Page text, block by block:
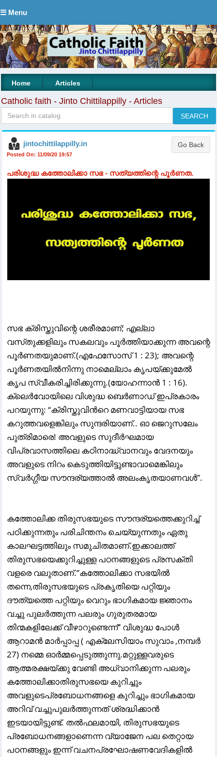
☰ Menu
Home Articles
Catholic faith - Jinto Chittilappilly - Articles
jintochittilappilly.in
Posted On: 11/09/20 19:57
പരിശുദ്ധ കത്തോലിക്കാ സഭ - സത്യത്തിന്റെ പൂർണത.
സഭ ക്രിസ്തുവിന്റെ ശരീരമാണ്‌; എല്ലാ
വസ്‌തുക്കളിലും സകലവും പൂര്ത്തിയാക്കുന്ന അവന്റെ
പൂര്ണതയുമാണ്‌.(എഫേസോസ്‌ 1 : 23); അവന്റെ
പൂര്ണതയില്നിന്നു നാമെല്ലാം കൃപയ്‌ക്കുമേല്
കൃപ സ്വീകരിച്ചിരിക്കുന്നു.(യോഹന്നാന് 1 : 16).
ക്ലെർവോയിലെ വിശുദ്ധ ബെർണാഡ് ഇപ്രകാരം
പറയുന്നു: “ക്രിസ്തുവിൻറെ മണവാട്ടിയായ സഭ
കറുത്തവളെങ്കിലും സുന്ദരിയാണ്.. ഓ ജെറുസലേം
പുത്രിമാരെ! അവളുടെ സുദീർഘമായ
വിപ്രവാസത്തിലെ കഠിനാദ്ധ്വാനവും വേദനയും
അവളുടെ നിറം കെടുത്തിയിട്ടുണ്ടാവാമെങ്കിലും
സ്വർഗ്ഗീയ സൗന്ദര്യത്താൽ അലംകൃതയാണവൾ”.
കത്തോലിക്ക തിരുസഭയുടെ സൗന്ദര്യത്തെക്കുറിച്ച്
പഠിക്കുന്നതും പരിചിന്തനം ചെയ്യുന്നതും ഏതു
കാലഘട്ടത്തിലും സമുചിതമാണ്.ഇക്കാലത്ത്
തിരുസഭയെക്കുറിച്ചുള്ള പഠനങ്ങളുടെ പ്രസക്തി
വളരെ വലുതാണ്.”കത്തോലിക്കാ സഭയിൽ
തന്നെ,തിരുസഭയുടെ പ്രകൃതിയെ പറ്റിയും
ദൗത്യത്തെ പറ്റിയും വെറും ഭാഗികമായ ജ്ഞാനം
വച്ചു പുലർത്തുന്ന പലരും ഗുരുതരമായ
തിന്മകളിലേക്ക് വീഴാറുണ്ടെന്ന്” വിശുദ്ധ പോൾ
ആറാമൻ മാർപ്പാപ്പ ( എക്ലേസിയാം സുവാം ,നമ്പർ
27) നമ്മെ ഓർമ്മപ്പെടുത്തുന്നു.മറ്റുള്ളവരുടെ
ആത്മരക്ഷയ്ക്കു വേണ്ടി അധ്വാനിക്കുന്ന പലരും
കത്തോലിക്കാതിരുസഭയെ കുറിച്ചും
അവളുടെപ്രബോധനങ്ങളെ കുറിച്ചും ഭാഗികമായ
അറിവ് വച്ചുപുലർത്തുന്നത് ശ്രദ്ധിക്കാൻ
ഇടയായിട്ടുണ്ട്. തൽഫലമായി, തിരുസഭയുടെ
പ്രബോധനങ്ങളാണെന്ന വ്യാജേന പല തെറ്റായ
പഠനങ്ങളും ഇന്ന് വചനപ്രഘോഷണവേദികളിൽ